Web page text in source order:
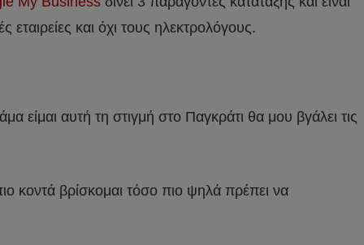
και όχι τους ηλεκτρολόγους.
είμαι αυτή τη στιγμή στο Παγκράτι θα μου βγάλει τις
κοντά βρίσκομαι τόσο πιο ψηλά πρέπει να